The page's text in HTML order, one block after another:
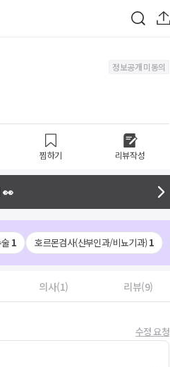
정보공개 미동의
찜하기 리뷰작성
👀
1 호르몬검사(산부인과/비뇨기과)1
의사(1) 리뷰(9)
수정 요청